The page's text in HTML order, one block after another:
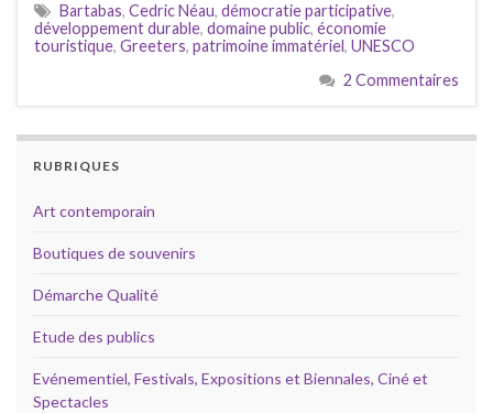
Bartabas, Cedric Néau, démocratie participative,
développement durable, domaine public, économie
touristique, Greeters, patrimoine immatériel, UNESCO
2 Commentaires
RUBRIQUES
Art contemporain
Boutiques de souvenirs
Démarche Qualité
Etude des publics
Evénementiel, Festivals, Expositions et Biennales, Ciné et
Spectacles